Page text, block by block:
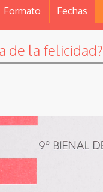
Formato Fechas
de la felicidad?